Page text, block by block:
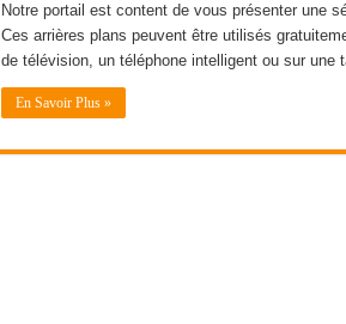
Notre portail est content de vous présenter une
Ces arrières plans peuvent être utilisés
de télévision, un téléphone intelligent ou sur
En Savoir Plus »